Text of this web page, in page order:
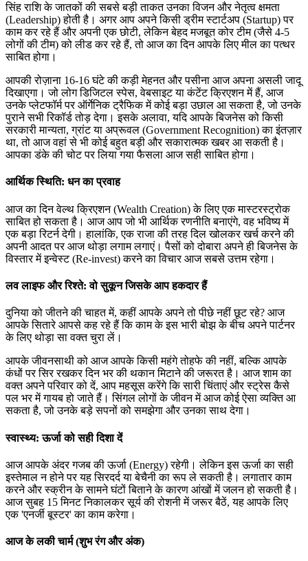
सिंह राशि के जातकों की सबसे बड़ी ताकत उनका विजन और नेतृत्व क्षमता
(Leadership) होती है। अगर आप अपने किसी ड्रीम स्टार्टअप (Startup) पर
काम कर रहे हैं और अपनी एक छोटी, लेकिन बेहद मजबूत कोर टीम (जैसे 4-5
लोगों की टीम) को लीड कर रहे हैं, तो आज का दिन आपके लिए मील का पत्थर
साबित होगा।
आपकी रोज़ाना 16-16 घंटे की कड़ी मेहनत और पसीना आज अपना असली जादू
दिखाएगा। जो लोग डिजिटल स्पेस, वेबसाइट या कंटेंट क्रिएशन में हैं, आज
उनके प्लेटफॉर्म पर ऑर्गेनिक ट्रैफिक में कोई बड़ा उछाल आ सकता है, जो उनके
पुराने सभी रिकॉर्ड तोड़ देगा। इसके अलावा, यदि आपके बिजनेस को किसी
सरकारी मान्यता, ग्रांट या अप्रूवल (Government Recognition) का इंतज़ार
था, तो आज वहां से भी कोई बहुत बड़ी और सकारात्मक खबर आ सकती है।
आपका डंके की चोट पर लिया गया फैसला आज सही साबित होगा।
आर्थिक स्थिति: धन का प्रवाह
आज का दिन वेल्थ क्रिएशन (Wealth Creation) के लिए एक मास्टरस्ट्रोक
साबित हो सकता है। आज आप जो भी आर्थिक रणनीति बनाएंगे, वह भविष्य में
एक बड़ा रिटर्न देगी। हालांकि, एक राजा की तरह दिल खोलकर खर्च करने की
अपनी आदत पर आज थोड़ा लगाम लगाएं। पैसों को दोबारा अपने ही बिजनेस के
विस्तार में इन्वेस्ट (Re-invest) करने का विचार आज सबसे उत्तम रहेगा।
लव लाइफ और रिश्ते: वो सुकून जिसके आप हकदार हैं
दुनिया को जीतने की चाहत में, कहीं आपके अपने तो पीछे नहीं छूट रहे? आज
आपके सितारे आपसे कह रहे हैं कि काम के इस भारी बोझ के बीच अपने पार्टनर
के लिए थोड़ा सा वक्त चुरा लें।
आपके जीवनसाथी को आज आपके किसी महंगे तोहफे की नहीं, बल्कि आपके
कंधों पर सिर रखकर दिन भर की थकान मिटाने की जरूरत है। आज शाम का
वक्त अपने परिवार को दें, आप महसूस करेंगे कि सारी चिंताएं और स्ट्रेस कैसे
पल भर में गायब हो जाते हैं। सिंगल लोगों के जीवन में आज कोई ऐसा व्यक्ति आ
सकता है, जो उनके बड़े सपनों को समझेगा और उनका साथ देगा।
स्वास्थ्य: ऊर्जा को सही दिशा दें
आज आपके अंदर गजब की ऊर्जा (Energy) रहेगी। लेकिन इस ऊर्जा का सही
इस्तेमाल न होने पर यह सिरदर्द या बेचैनी का रूप ले सकती है। लगातार काम
करने और स्क्रीन के सामने घंटों बिताने के कारण आंखों में जलन हो सकती है।
आज सुबह 15 मिनट निकालकर सूर्य की रोशनी में जरूर बैठें, यह आपके लिए
एक 'एनर्जी बूस्टर' का काम करेगा।
आज के लकी चार्म (शुभ रंग और अंक)